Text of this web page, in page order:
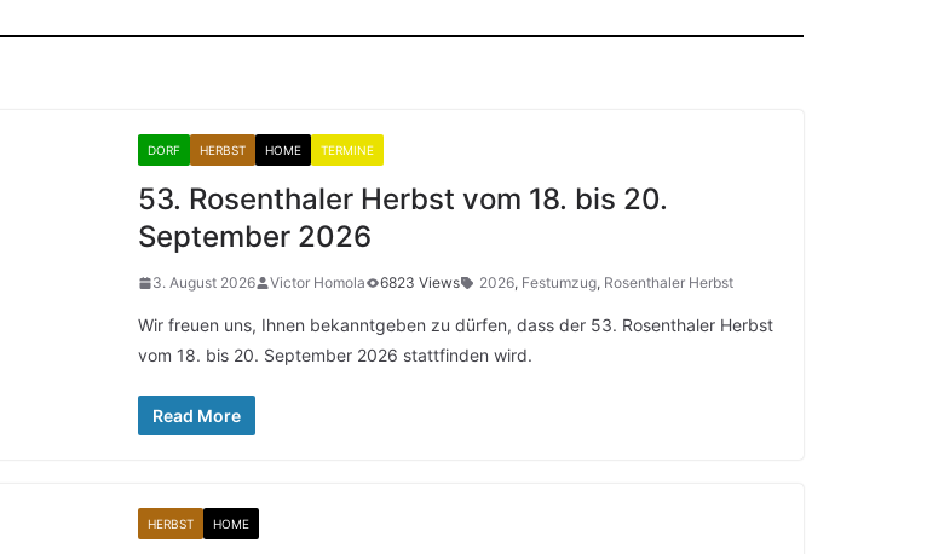
DORF HERBST HOME TERMINE
53. Rosenthaler Herbst vom 18. bis 20.
September 2026
3. August 2026 Victor Homola 6823 Views 2026, Festumzug, Rosenthaler Herbst
Wir freuen uns, Ihnen bekanntgeben zu dürfen, dass der 53. Rosenthaler Herbst
vom 18. bis 20. September 2026 stattfinden wird.
Read More
HERBST HOME